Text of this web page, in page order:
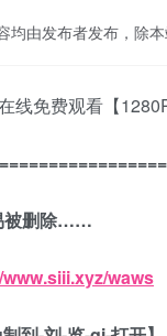
均由发布者发布，除
线免费观看【
被删除……
waws